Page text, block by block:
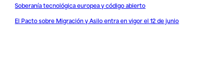
Soberanía tecnológica europea y código abierto
El Pacto sobre Migración y Asilo entra en vigor el 12 de junio